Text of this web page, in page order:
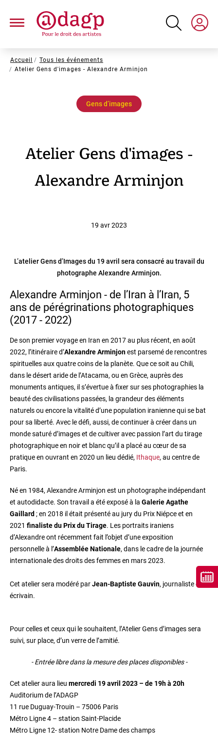
contenu
Fil
d'Ariane
Accueil
Tous les événements
Atelier Gens d'images - Alexandre Arminjon
Gens d’images
Atelier Gens d'images -
Alexandre Arminjon
19 avr 2023
L’atelier Gens d’Images du 19 avril sera consacré au travail du
photographe Alexandre Arminjon.
Alexandre Arminjon - de l’Iran à l’Iran, 5
ans de pérégrinations photographiques
(2017 - 2022)
De son premier voyage en Iran en 2017 au plus récent, en août
2022, l’itinéraire d’Alexandre Arminjonest parsemé de rencontres
spirituelles aux quatre coins de la planète. Que ce soit au Chili,
dans le désert aride de l’Atacama, ou en Grèce, auprès des
monuments antiques, il s’évertue à fixer sur ses photographies la
beauté des civilisations passées, la grandeur des éléments
naturels ou encore la vitalité d’une population iranienne qui se bat
pour sa liberté. Avec le défi, aussi, de continuer à créer dans un
monde saturé d’images et de cultiver avec passion l’art du tirage
photographique en noir et blanc qu’il a placé au cœur de sa
pratique en ouvrant en 2020 un lieu dédié, Ithaque, au centre de
Paris.
Né en 1984, Alexandre Arminjon est un photographe indépendant
et autodidacte. Son travail a été exposé à la Galerie Agathe
Gaillard ; en 2018 il était présenté au jury du Prix Niépce et en
2021 finaliste du Prix du Tirage. Les portraits iraniens
d’Alexandre ont récemment fait l’objet d’une exposition
personnelle à l’Assemblée Nationale, dans le cadre de la journée
internationale des droits des femmes en mars 2023.
Cet atelier sera modéré parJean-Baptiste Gauvin, journaliste et
écrivain.
Pour celles et ceux qui le souhaitent, l’Atelier Gens d’images sera
suivi, sur place, d’un verre de l’amitié.
- Entrée libre dans la mesure des places disponibles -
Cet atelier aura lieu mercredi 19 avril 2023 – de 19h à 20h
Auditorium de l’ADAGP
11 rue Duguay-Trouin – 75006 Paris
Métro Ligne 4 – station Saint-Placide
Métro Ligne 12- station Notre Dame des champs